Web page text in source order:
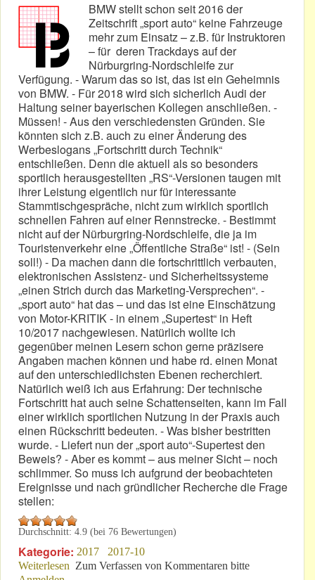
BMW stellt schon seit 2016 der
Zeitschrift „sport auto“ keine Fahrzeuge
mehr zum Einsatz – z.B. für Instruktoren
– für deren Trackdays auf der
Nürburgring-Nordschleife zur
Verfügung. - Warum das so ist, das ist ein Geheimnis
von BMW. - Für 2018 wird sich sicherlich Audi der
Haltung seiner bayerischen Kollegen anschließen. -
Müssen! - Aus den verschiedensten Gründen. Sie
könnten sich z.B. auch zu einer Änderung des
Werbeslogans „Fortschritt durch Technik“
entschließen. Denn die aktuell als so besonders
sportlich herausgestellten „RS“-Versionen taugen mit
ihrer Leistung eigentlich nur für interessante
Stammtischgespräche, nicht zum wirklich sportlich
schnellen Fahren auf einer Rennstrecke. - Bestimmt
nicht auf der Nürburgring-Nordschleife, die ja im
Touristenverkehr eine „Öffentliche Straße“ ist! - (Sein
soll!) - Da machen dann die fortschrittlich verbauten,
elektronischen Assistenz- und Sicherheitssysteme
„einen Strich durch das Marketing-Versprechen“. -
„sport auto“ hat das – und das ist eine Einschätzung
von Motor-KRITIK - in einem „Supertest“ in Heft
10/2017 nachgewiesen. Natürlich wollte ich
gegenüber meinen Lesern schon gerne präzisere
Angaben machen können und habe rd. einen Monat
auf den unterschiedlichsten Ebenen recherchiert.
Natürlich weiß ich aus Erfahrung: Der technische
Fortschritt hat auch seine Schattenseiten, kann im Fall
einer wirklich sportlichen Nutzung in der Praxis auch
einen Rückschritt bedeuten. - Was bisher bestritten
wurde. - Liefert nun der „sport auto“-Supertest den
Beweis? - Aber es kommt – aus meiner Sicht – noch
schlimmer. So muss ich aufgrund der beobachteten
Ereignisse und nach gründlicher Recherche die Frage
stellen:
Durchschnitt: 4.9 (bei 76 Bewertungen)
Kategorie: 2017
2017-10
Weiterlesen über Sind „sport auto“ und Audi Komplizen?
Zum Verfassen von Kommentaren bitte